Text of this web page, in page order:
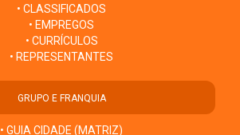
• CLASSIFICADOS
• EMPREGOS
• CURRÍCULOS
• REPRESENTANTES
GRUPO E FRANQUIA
• GUIA CIDADE (MATRIZ)